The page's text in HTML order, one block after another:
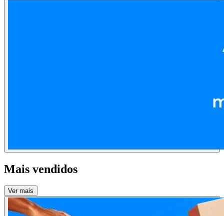
Mais vendidos
Ver mais